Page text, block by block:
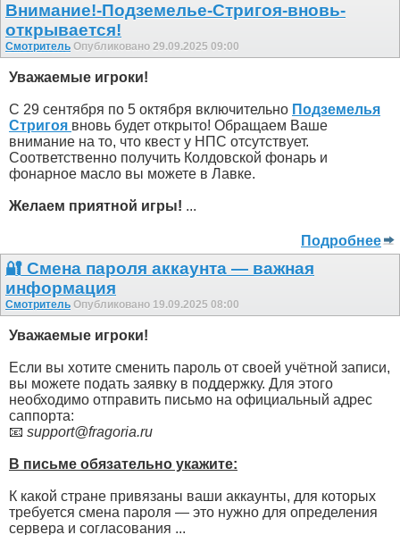
Внимание!-Подземелье-Стригоя-вновь-
открывается!
Смотритель Опубликовано 29.09.2025 09:00
Уважаемые игроки!
С 29 сентября по 5 октября включительно Подземелья
Стригоя вновь будет открыто! Обращаем Ваше
внимание на то, что квест у НПС отсутствует.
Соответственно получить Колдовской фонарь и
фонарное масло вы можете в Лавке.
Желаем приятной игры! ...
Подробнее
🔐 Смена пароля аккаунта — важная
информация
Смотритель Опубликовано 19.09.2025 08:00
Уважаемые игроки!
Если вы хотите сменить пароль от своей учётной записи,
вы можете подать заявку в поддержку. Для этого
необходимо отправить письмо на официальный адрес
саппорта:
📧 support@fragoria.ru
В письме обязательно укажите:
К какой стране привязаны ваши аккаунты, для которых
требуется смена пароля — это нужно для определения
сервера и согласования ...